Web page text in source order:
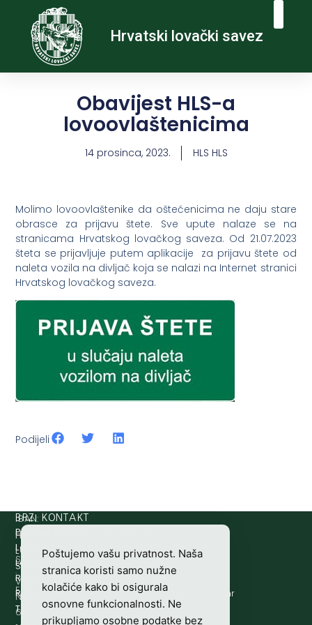
Hrvatski lovački savez
Obavijest HLS-a
lovoovlaštenicima
14 prosinca, 2023. HLS HLS
Molimo lovoovlaštenike da oštećenicima ne daju stare
obrasce za prijavu štete. Sve upute nalaze se na
stranicama Hrvatskog lovačkog saveza. Od 21.07.2023
šteta se prijavljuje putem aplikacije za prijavu štete od
naleta vozila na divljač koja se nalazi na Internet stranici
Hrvatskog lovačkog saveza.
Podijeli
HRVATSKI
LOVAČKI
SAVEZ
Vladimira
Nazora
63
IBAN:
HR8124020061100501497
SWIFT/BIC
:
ESBCHR22
BRZI KONTAKT
Prijava štete:
Lovne iskaznice:
rh.moc.slh
@acinzaksi
Lovno osposobljavanje:
rh.ude-slh
@ofni
Redakcija/ digitalni mediji:@aidem
Računovodstvo:
rh.moc.slh
@ovtsdovonucar
Tajništvo:
rh.sl
@slh
Poštujemo vašu privatnost. Naša
stranica koristi samo nužne
kolačiće kako bi osigurala
osnovne funkcionalnosti. Ne
prikupljamo osobne podatke bez